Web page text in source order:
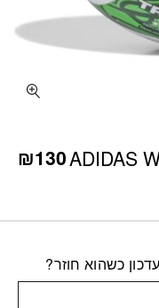
ADIDAS
₪130
כשהוא חוזר?